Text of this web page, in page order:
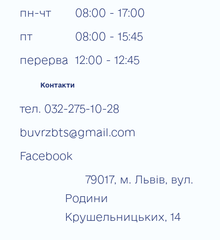
пн-чт
пт
перерва
08:00 - 17:00
08:00 - 15:45
12:00 - 12:45
Контакти
тел. 032-275-10-28
buvrzbts@gmail.com
Facebook
79017, м. Львів, вул.
Родини
Крушельницьких, 14